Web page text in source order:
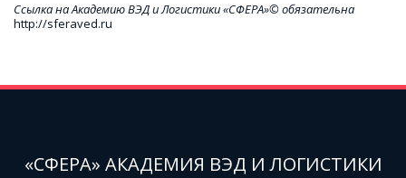
Ссылка на Академию ВЭД и Логистики «СФЕРА»© обязательна
http://sferaved.ru
«СФЕРА» АКАДЕМИЯ ВЭД И ЛОГИСТИКИ